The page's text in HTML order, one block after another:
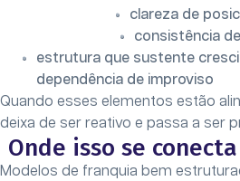
clareza de
consistência
estrutura que sustente
dependência de improviso
Quando esses elementos estão
deixa de ser reativo e passa a ser
Onde isso se
Modelos de franquia bem